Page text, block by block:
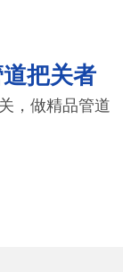
把关者
，做精品管道